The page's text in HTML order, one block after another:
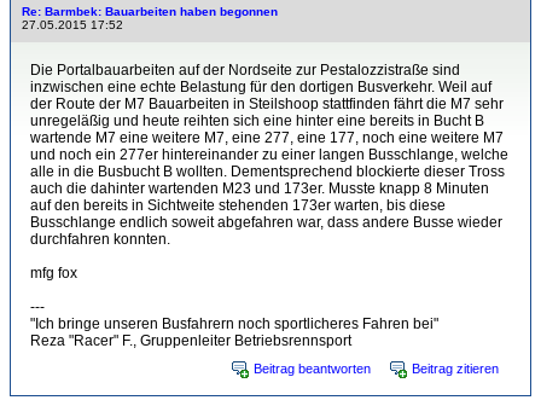
Re: Barmbek: Bauarbeiten haben begonnen
27.05.2015 17:52
Die Portalbauarbeiten auf der Nordseite zur Pestalozzistraße sind
inzwischen eine echte Belastung für den dortigen Busverkehr. Weil auf
der Route der M7 Bauarbeiten in Steilshoop stattfinden fährt die M7 sehr
unregeläßig und heute reihten sich eine hinter eine bereits in Bucht B
wartende M7 eine weitere M7, eine 277, eine 177, noch eine weitere M7
und noch ein 277er hintereinander zu einer langen Busschlange, welche
alle in die Busbucht B wollten. Dementsprechend blockierte dieser Tross
auch die dahinter wartenden M23 und 173er. Musste knapp 8 Minuten
auf den bereits in Sichtweite stehenden 173er warten, bis diese
Busschlange endlich soweit abgefahren war, dass andere Busse wieder
durchfahren konnten.
mfg fox
---
"Ich bringe unseren Busfahrern noch sportlicheres Fahren bei"
Reza "Racer" F., Gruppenleiter Betriebsrennsport
Beitrag beantworten Beitrag zitieren